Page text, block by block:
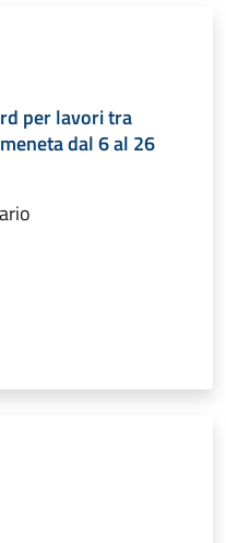
per lavori tra
dal 6 al 26